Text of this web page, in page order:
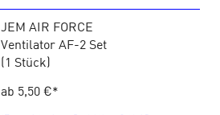
JEM AIR FORCE
Ventilator AF-2 Set
(1 Stück)
ab 5,50 €*